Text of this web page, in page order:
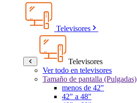
Televisores
Televisores
Ver todo en televisores
Tamaño de pantalla (Pulgadas)
menos de 42"
42" a 48"